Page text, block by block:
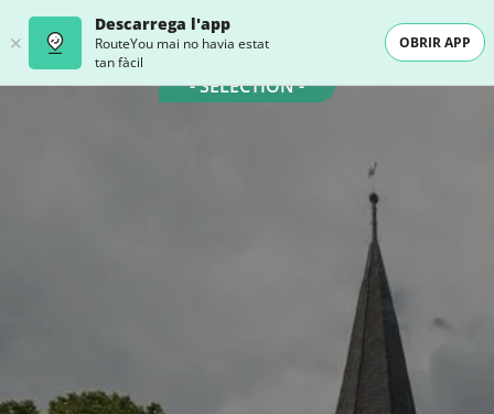
Descarrega l'app
RouteYou mai no havia estat
tan fàcil
OBRIR APP
- SELECTION -